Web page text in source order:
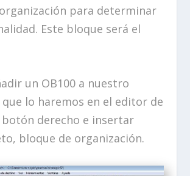
para determinar
Este bloque será el
un OB100 a nuestro
lo haremos en el editor de
botón derecho e insertar
bloque de organización.